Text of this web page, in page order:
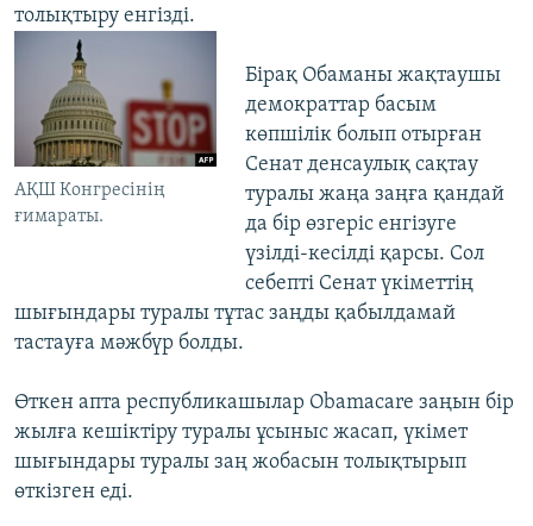
толықтыру енгізді.
АҚШ Конгресінің
ғимараты.
Бірақ Обаманы жақтаушы
демократтар басым
көпшілік болып отырған
Сенат денсаулық сақтау
туралы жаңа заңға қандай
да бір өзгеріс енгізуге
үзілді-кесілді қарсы. Сол
себепті Сенат үкіметтің
шығындары туралы тұтас заңды қабылдамай
тастауға мәжбүр болды.
Өткен апта республикашылар Obamacare заңын бір
жылға кешіктіру туралы ұсыныс жасап, үкімет
шығындары туралы заң жобасын толықтырып
өткізген еді.